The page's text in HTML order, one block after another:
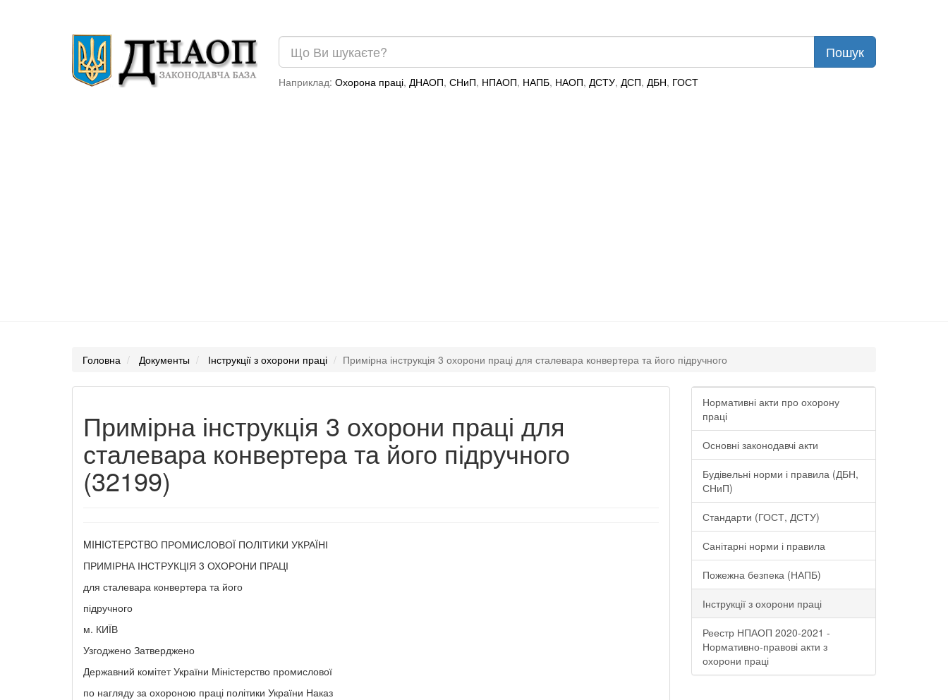
Наприклад: Охорона праці, ДНАОП, СНиП, НПАОП, НАПБ, НАОП, ДСТУ, ДСП, ДБН, ГОСТ
Головна Документы Інструкції з охорони праці Примірна інструкція 3 охорони праці для сталевара конвертера та його підручного
Примірна інструкція 3 охорони праці для
сталевара конвертера та його підручного
(32199)
MIHICTEPCTBO ПРОМИСЛОВОЇ ПОЛІТИКИ УКРАЇНІ
ПРИМІРНА ІНСТРУКЦІЯ 3 ОХОРОНИ ПРАЦІ
для сталевара конвертера та його
підручного
м. КИЇВ
Узгоджено Затверджено
Державний комітет України Міністерство промислової
по нагляду за охороною праці політики України Наказ
Нормативні акти про охорону
праці
Основні законодавчі акти
Будівельні норми і правила (ДБН,
СНиП)
Стандарти (ГОСТ, ДСТУ)
Санітарні норми і правила
Пожежна безпека (НАПБ)
Інструкції з охорони праці
Реестр НПАОП 2020-2021 -
Нормативно-правові акти з
охорони праці